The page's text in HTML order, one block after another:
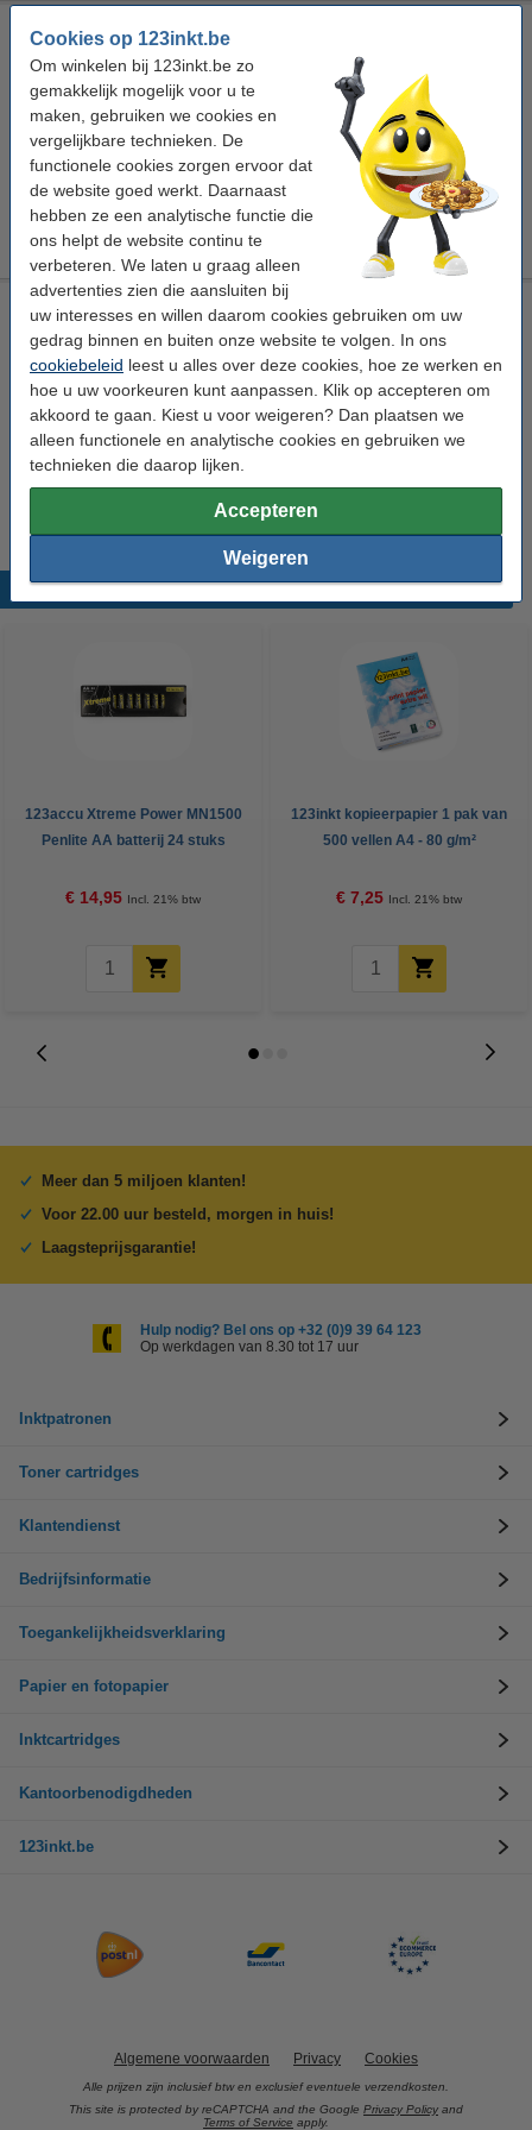
Cookies op 123inkt.be
Om winkelen bij 123inkt.be zo
gemakkelijk mogelijk voor u te
maken, gebruiken we cookies en
vergelijkbare technieken. De
functionele cookies zorgen ervoor dat
de website goed werkt. Daarnaast
hebben ze een analytische functie die
ons helpt de website continu te
verbeteren. We laten u graag alleen
advertenties zien die aansluiten bij
uw interesses en willen daarom cookies gebruiken om uw
gedrag binnen en buiten onze website te volgen. In ons
cookiebeleid leest u alles over deze cookies, hoe ze werken en
hoe u uw voorkeuren kunt aanpassen. Klik op accepteren om
akkoord te gaan. Kiest u voor weigeren? Dan plaatsen we
alleen functionele en analytische cookies en gebruiken we
technieken die daarop lijken.
Accepteren
Weigeren
Canon C-EXV 58L M toner magenta (origineel)
± 26.000 pagina's
Bekijk de specificaties en omschrijving
Beperkte voorraad
Per pagina € 0,006
€ 143,50 Bestellen
Laserprinter reinigingsdoek
tonerdoek 43 x 32 cm (LxB) geel 999058
Bekijk de specificaties en omschrijving
Direct leverbaar
Morgen in huis
€ 0,95 Bestellen
Populaire producten
123accu Xtreme Power MN1500
Penlite AA batterij 24 stuks
€ 14,95 Incl. 21% btw
123inkt kopieerpapier 1 pak van
500 vellen A4 - 80 g/m²
€ 7,25 Incl. 21% btw
Meer dan 5 miljoen klanten!
Voor 22.00 uur besteld, morgen in huis!
Laagsteprijsgarantie!
Hulp nodig? Bel ons op +32 (0)9 39 64 123
Op werkdagen van 8.30 tot 17 uur
Inktpatronen
Toner cartridges
Klantendienst
Bedrijfsinformatie
Toegankelijkheidsverklaring
Papier en fotopapier
Inktcartridges
Kantoorbenodigdheden
123inkt.be
Algemene voorwaarden Privacy Cookies
Alle prijzen zijn inclusief btw en exclusief eventuele verzendkosten.
This site is protected by reCAPTCHA and the Google Privacy Policy and
Terms of Service apply.